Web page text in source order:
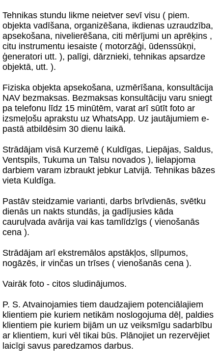
Tehnikas stundu likme neietver sevī visu ( piem.
objekta vadīšana, organizēšana, ikdienas uzraudzība,
apsekošana, nivelierēšana, citi mērījumi un aprēķins ,
citu instrumentu iesaiste ( motorzāģi, ūdenssūkņi,
ģeneratori utt. ), palīgi, dārznieki, tehnikas apsardze
objektā, utt. ).
Fiziska objekta apsekošana, uzmērīšana, konsultācija
NAV bezmaksas. Bezmaksas konsultāciju varu sniegt
pa telefonu līdz 15 minūtēm, varat arī sūtīt foto ar
izsmeļošu aprakstu uz WhatsApp. Uz jautājumiem e-
pastā atbildēsim 30 dienu laikā.
Strādājam visā Kurzemē ( Kuldīgas, Liepājas, Saldus,
Ventspils, Tukuma un Talsu novados ), lielapjoma
darbiem varam izbraukt jebkur Latvijā. Tehnikas bāzes
vieta Kuldīga.
Pastāv steidzamie varianti, darbs brīvdienās, svētku
dienās un nakts stundās, ja gadījusies kāda
cauruļvada avārija vai kas tamlīdzīgs ( vienošanās
cena ).
Strādājam arī ekstremālos apstākļos, slīpumos,
nogāzēs, ir vinčas un trīses ( vienošanās cena ).
Vairāk foto - citos sludinājumos.
P. S. Atvainojamies tiem daudzajiem potenciālajiem
klientiem pie kuriem netikām noslogojuma dēļ, paldies
klientiem pie kuriem bijām un uz veiksmīgu sadarbību
ar klientiem, kuri vēl tikai būs. Plānojiet un rezervējiet
laicīgi savus paredzamos darbus.